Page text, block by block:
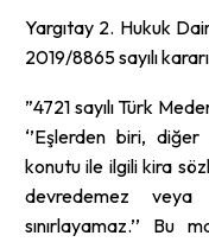
Yargıtay 2. Hukuk
2019/8865 sayılı kararı
”4721 sayılı Türk
‘’Eşlerden biri, diğer
konutu ile ilgili kira
devredemez
sınırlayamaz.’’